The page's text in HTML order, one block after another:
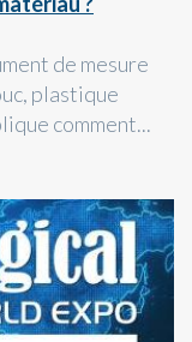
de mesure
plastique
comment...